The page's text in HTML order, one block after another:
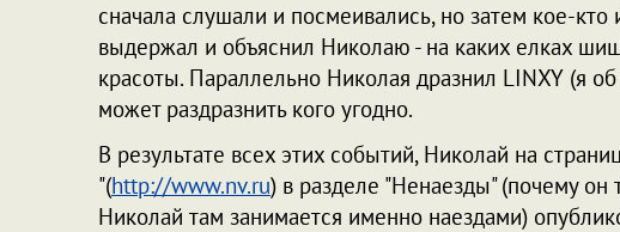
сначала слушали и посмеивались, но затем кое-кто
выдержал и объяснил Николаю - на каких елках
красоты. Параллельно Николая дразнил LINXY (я
может раздразнить кого угодно.
В результате всех этих событий, Николай на
"(http://www.nv.ru) в разделе "Ненаезды" (почему он
Николай там занимается именно наездами)